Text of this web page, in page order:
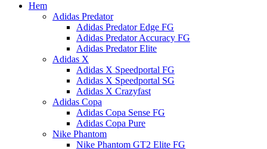
Hem
Adidas Predator
Adidas Predator Edge FG
Adidas Predator Accuracy FG
Adidas Predator Elite
Adidas X
Adidas X Speedportal FG
Adidas X Speedportal SG
Adidas X Crazyfast
Adidas Copa
Adidas Copa Sense FG
Adidas Copa Pure
Nike Phantom
Nike Phantom GT2 Elite FG